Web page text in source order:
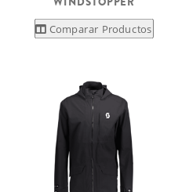
Comparar Productos